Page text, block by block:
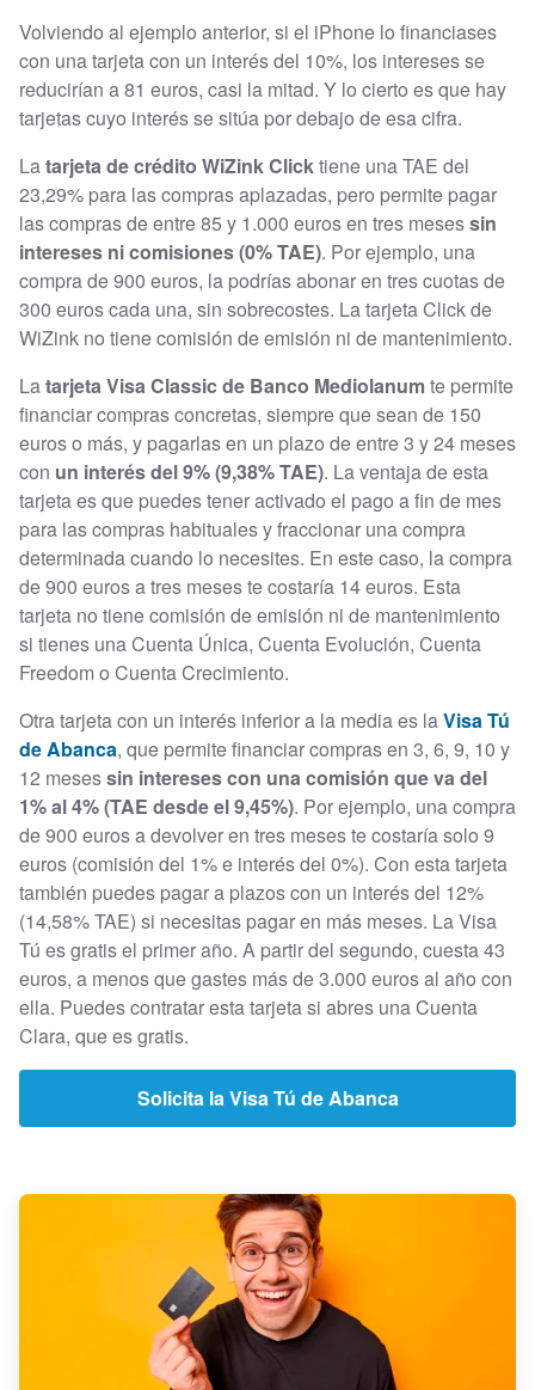
Volviendo al ejemplo anterior, si el iPhone lo financiases
con una tarjeta con un interés del 10%, los intereses se
reducirían a 81 euros, casi la mitad. Y lo cierto es que hay
tarjetas cuyo interés se sitúa por debajo de esa cifra.
Latarjeta de crédito WiZink Clicktiene una TAE del
23,29% para las compras aplazadas, pero permite pagar
las compras de entre 85 y 1.000 euros en tres mesessin
intereses ni comisiones (0% TAE). Por ejemplo, una
compra de 900 euros, la podrías abonar en tres cuotas de
300 euros cada una, sin sobrecostes. La tarjeta Click de
WiZink no tiene comisión de emisión ni de mantenimiento.
Latarjeta Visa Classic de Banco Mediolanumte permite
financiar compras concretas, siempre que sean de 150
euros o más, y pagarlas en un plazo de entre 3 y 24 meses
con un interés del 9% (9,38% TAE). La ventaja de esta
tarjeta es que puedes tener activado el pago a fin de mes
para las compras habituales y fraccionar una compra
determinada cuando lo necesites. En este caso, la compra
de 900 euros a tres meses te costaría 14 euros. Esta
tarjeta no tiene comisión de emisión ni de mantenimiento
si tienes una Cuenta Única, Cuenta Evolución, Cuenta
Freedom o Cuenta Crecimiento.
Otra tarjeta con un interés inferior a la media es laVisa Tú
de Abanca, que permite financiar compras en 3, 6, 9, 10 y
12 mesessin intereses con una comisión que va del
1% al 4% (TAE desde el 9,45%). Por ejemplo, una compra
de 900 euros a devolver en tres meses te costaría solo 9
euros (comisión del 1% e interés del 0%). Con esta tarjeta
también puedes pagar a plazos con un interés del 12%
(14,58% TAE) si necesitas pagar en más meses. La Visa
Tú es gratis el primer año. A partir del segundo, cuesta 43
euros, a menos que gastes más de 3.000 euros al año con
ella. Puedes contratar esta tarjeta si abres una Cuenta
Clara, que es gratis.
Solicita la Visa Tú de Abanca